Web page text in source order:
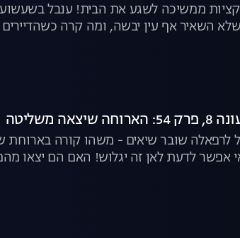
השאיר אף עין יבשה, ומה קרה כשהדיירים
משליטה
לרפאלה שובר שיאים - משהו קורה בארוחת
אפשר לדעת לאן זה יגלוש! האם הם יצאו